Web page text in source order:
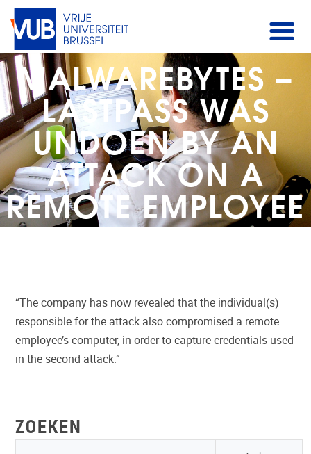
MALWAREBYTES –
LASTPASS WAS
UNDOEN BY AN
ATTACK ON A
REMOTE EMPLOYEE
“The company has now revealed that the individual(s)
responsible for the attack also compromised a remote
employee’s computer, in order to capture credentials used
in the second attack.”
ZOEKEN